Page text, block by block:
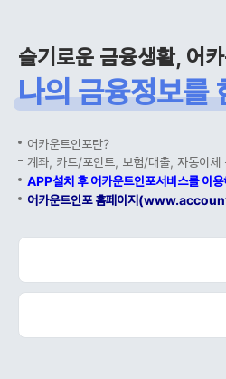
슬기로운 금융생활, 어
나의 금융정보를
어카운트인포란?
계좌, 카드/포인트, 보험/대출, 자동이체
APP설치 후 어카운트인포서비스를 이
어카운트인포 홈페이지